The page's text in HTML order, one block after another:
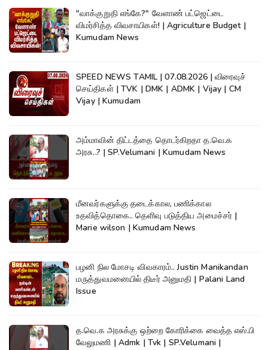
"வாக்குறுதி எங்கே?" வேளாண் பட்ஜெட்டை
விமர்சித்த விவசாயிகள்! | Agriculture Budget |
Kumudam News
SPEED NEWS TAMIL | 07.08.2026 | விரைவுச்
செய்திகள் | TVK | DMK | ADMK | Vijay | CM
Vijay | Kumudam
அம்மாவின் திட்டத்தை தொடர்கிறதா த.வெ.க
அரசு..? | SP.Velumani | Kumudam News
மீனவர்களுக்கு தடைக்கால, பணிக்கால
உதவித்தொகை.. தெளிவு படுத்திய அமைச்சர் |
Marie wilson | Kumudam News
பழனி நில மோசடி விவகாரம்.. Justin Manikandan
மருத்துவமனையில் திடீர் அனுமதி | Palani Land
Issue
த.வெ.க அரசுக்கு ஒற்றை கோரிக்கை வைத்த எஸ்.பி
வேலுமணி | Admk | Tvk | SP.Velumani |